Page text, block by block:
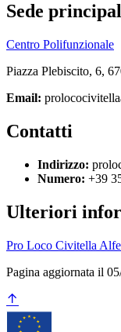
Sede
Centro Polifunzionale
Piazza Plebiscito, 6,
Email:
Contatti
Indirizzo:
Numero: +39
Ulteriori
Pro Loco Civitella
Pagina aggiornata il